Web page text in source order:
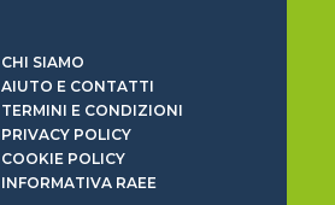
CHI SIAMO
AIUTO E CONTATTI
TERMINI E CONDIZIONI
PRIVACY POLICY
COOKIE POLICY
INFORMATIVA RAEE